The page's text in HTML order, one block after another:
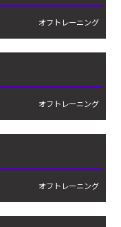
オフトレーニング
オフトレーニング
オフトレーニング